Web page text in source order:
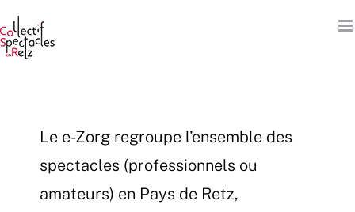
au
contenu
Le e-Zorg regroupe l’ensemble des
spectacles (professionnels ou
amateurs) en Pays de Retz,